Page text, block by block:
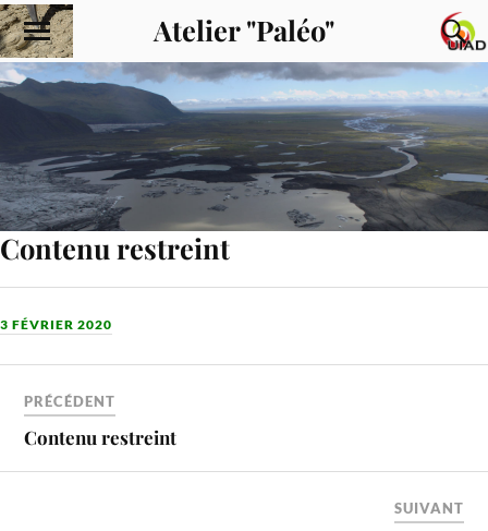
Atelier "Paléo"
Contenu restreint
3 FÉVRIER 2020
PRÉCÉDENT
Contenu restreint
SUIVANT